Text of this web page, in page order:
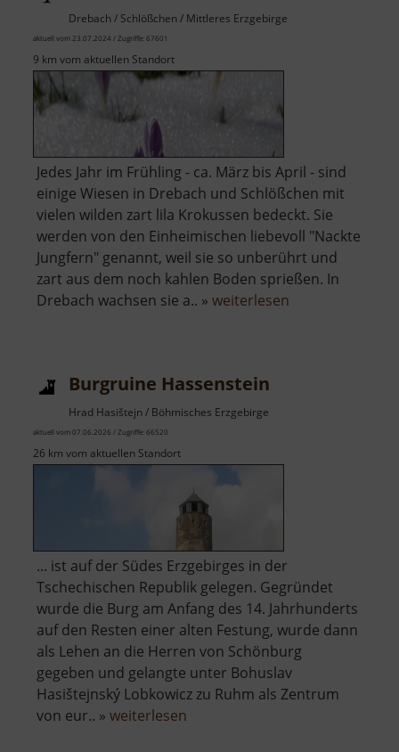
Drebach / Schlößchen / Mittleres Erzgebirge
aktuell vom 23.07.2024 / Zugriffe: 67601
9 km vom aktuellen Standort
Jedes Jahr im Frühling - ca. März bis April - sind
einige Wiesen in Drebach und Schlößchen mit
vielen wilden zart lila Krokussen bedeckt. Sie
werden von den Einheimischen liebevoll "Nackte
Jungfern" genannt, weil sie so unberührt und
zart aus dem noch kahlen Boden sprießen. In
Drebach wachsen sie a.. » weiterlesen
Burgruine Hassenstein
Hrad Hasištejn / Böhmisches Erzgebirge
aktuell vom 07.06.2026 / Zugriffe: 66520
26 km vom aktuellen Standort
... ist auf der Südes Erzgebirges in der
Tschechischen Republik gelegen. Gegründet
wurde die Burg am Anfang des 14. Jahrhunderts
auf den Resten einer alten Festung, wurde dann
als Lehen an die Herren von Schönburg
gegeben und gelangte unter Bohuslav
Hasištejnský Lobkowicz zu Ruhm als Zentrum
von eur.. » weiterlesen